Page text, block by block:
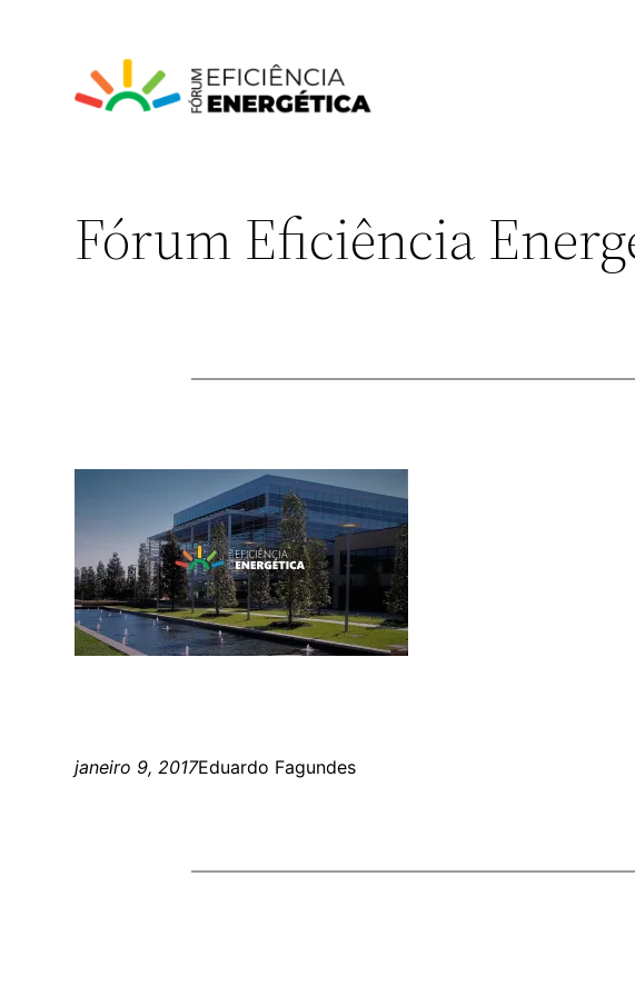
conteúdo
Fórum Eficiência
janeiro 9, 2017Eduardo Fagundes